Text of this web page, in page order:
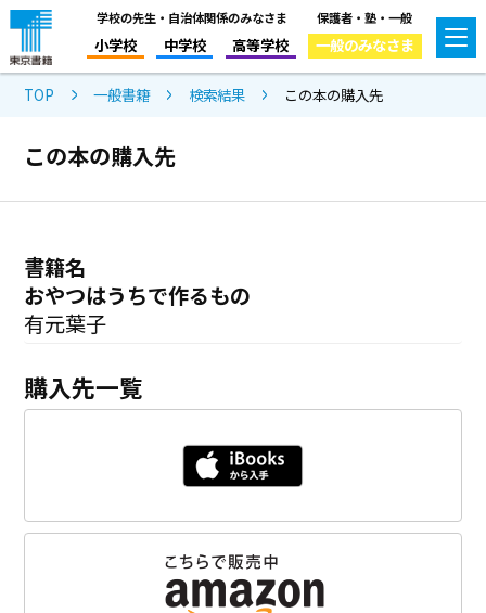
学校の先生・自治体関係のみなさま
小学校 中学校 高等学校
保護者・塾・一般
一般のみなさま
TOP 一般書籍 検索結果 この本の購入先
この本の購入先
書籍名
おやつはうちで作るもの
有元葉子
購入先一覧